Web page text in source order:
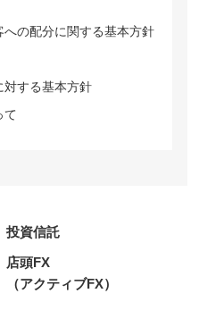
の配分に関する基本方針
対する基本方針
て
投資信託
店頭FX
（アクティブFX）